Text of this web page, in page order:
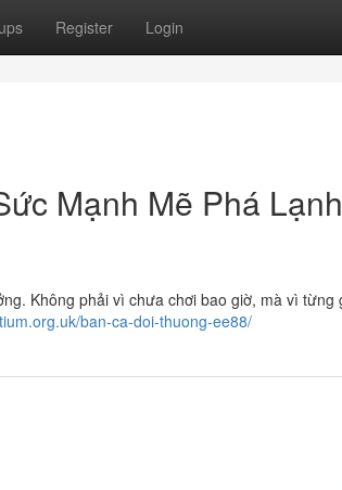
Register Login
Mạnh Mẽ Phá
Không phải vì chưa chơi bao giờ, mà vì từng
ban-ca-doi-thuong-ee88/